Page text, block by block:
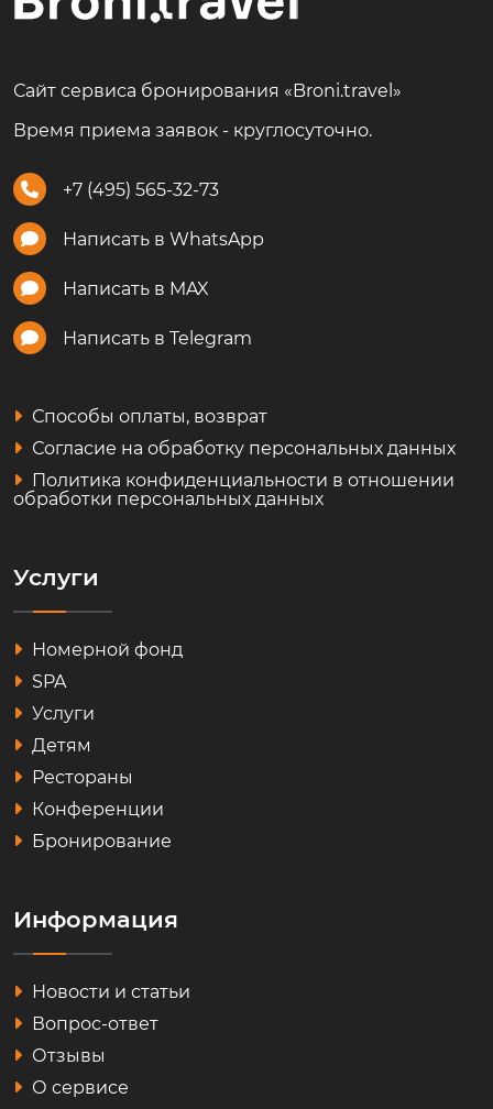
Сайт сервиса бронирования «Broni.travel»
Время приема заявок - круглосуточно.
+7 (495) 565-32-73
Написать в WhatsApp
Написать в MAX
Написать в Telegram
Способы оплаты, возврат
Согласие на обработку персональных данных
Политика конфиденциальности в отношении
обработки персональных данных
Услуги
Номерной фонд
SPA
Услуги
Детям
Рестораны
Конференции
Бронирование
Информация
Новости и статьи
Вопрос-ответ
Отзывы
О сервисе